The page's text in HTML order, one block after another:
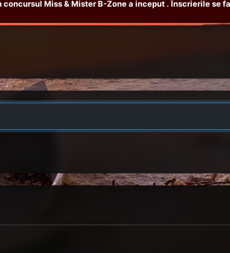
concursul Miss & Mister B-Zone a inceput . Înscrierile se